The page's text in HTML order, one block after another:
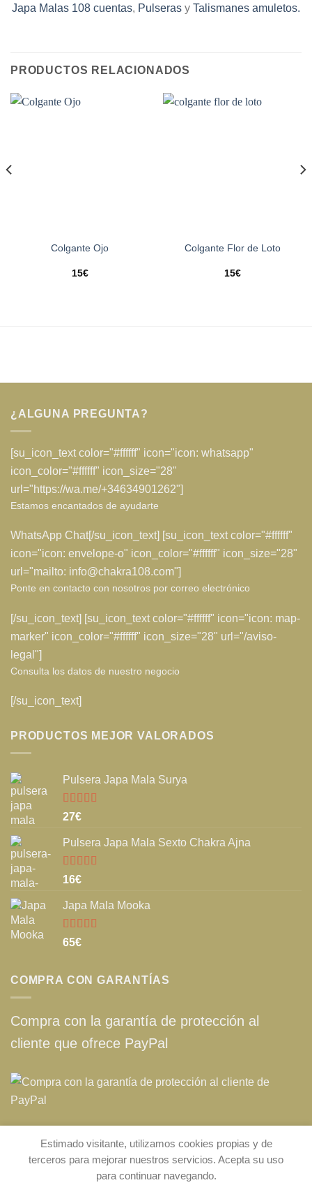
Japa Malas 108 cuentas, Pulseras y Talismanes amuletos.
PRODUCTOS RELACIONADOS
Colgante Ojo
15€
Colgante Flor de Loto
15€
¿ALGUNA PREGUNTA?
[su_icon_text color="#ffffff" icon="icon: whatsapp"
icon_color="#ffffff" icon_size="28"
url="https://wa.me/+34634901262"]
Estamos encantados de ayudarte
WhatsApp Chat[/su_icon_text] [su_icon_text color="#ffffff"
icon="icon: envelope-o" icon_color="#ffffff" icon_size="28"
url="mailto: info@chakra108.com"]
Ponte en contacto con nosotros por correo electrónico
[/su_icon_text] [su_icon_text color="#ffffff" icon="icon: map-
marker" icon_color="#ffffff" icon_size="28" url="/aviso-
legal"]
Consulta los datos de nuestro negocio
[/su_icon_text]
PRODUCTOS MEJOR VALORADOS
Pulsera Japa Mala Surya
Valorado
5
27€
Pulsera Japa Mala Sexto Chakra Ajna
Valorado
5
16€
Japa Mala Mooka
Valorado
65€
COMPRA CON GARANTÍAS
Compra con la garantía de protección al
cliente que ofrece PayPal
chakra108.com © 2019 · 2026 (Spain) | Aviso legal
Política de
|Consentimiento de cookies
Condiciones generales de
venta|Contacto
Estimado visitante, utilizamos cookies propias y de
terceros para mejorar nuestros servicios. Acepta su uso
para continuar navegando.